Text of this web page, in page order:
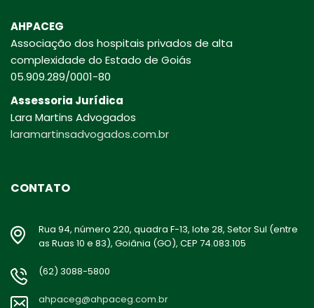
AHPACEG
Associação dos hospitais privados de alta
complexidade do Estado de Goiás
05.909.289/0001-80
Assessoria Jurídica
Lara Martins Advogados
laramartinsadvogados.com.br
CONTATO
Rua 94, número 220, quadra F-13, lote 28, Setor Sul (entre
as Ruas 10 e 83), Goiânia (GO), CEP 74.083.105
(62) 3088-5800
ahpaceg@ahpaceg.com.br